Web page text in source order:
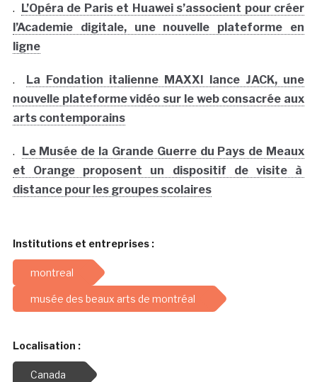
.
L’Opéra de Paris et Huawei s’associent pour créer
l’Academie digitale, une nouvelle plateforme en
ligne
.
La Fondation italienne MAXXI lance JACK, une
nouvelle plateforme vidéo sur le web consacrée aux
arts contemporains
.
Le Musée de la Grande Guerre du Pays de Meaux
et Orange proposent un dispositif de visite à
distance pour les groupes scolaires
Institutions et entreprises :
montreal
musée des beaux arts de montréal
Localisation :
Canada